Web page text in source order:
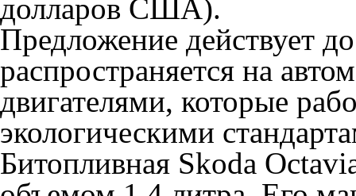
долларов США).
Предложение действует
распространяется на
двигателями, которые
экологическими
Битопливная Skoda